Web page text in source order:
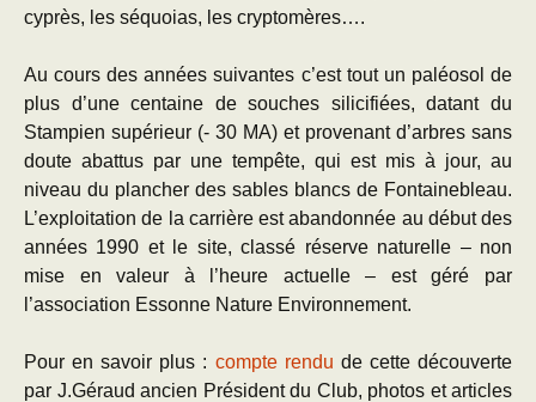
cyprès, les séquoias, les cryptomères….
Au cours des années suivantes c’est tout un paléosol de
plus d’une centaine de souches silicifiées, datant du
Stampien supérieur (- 30 MA) et provenant d’arbres sans
doute abattus par une tempête, qui est mis à jour, au
niveau du plancher des sables blancs de Fontainebleau.
L’exploitation de la carrière est abandonnée au début des
années 1990 et le site, classé réserve naturelle – non
mise en valeur à l’heure actuelle – est géré par
l’association Essonne Nature Environnement.
Pour en savoir plus : compte rendu de cette découverte
par J.Géraud ancien Président du Club, photos et articles